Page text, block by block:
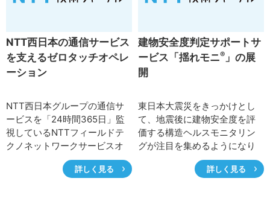
す。
ます。
NTT西日本の通信サービス
を支えるゼロタッチオペレ
ーション
NTT西日本グループの通信サ
ービスを「24時間365日」監
視しているNTTフィールドテ
クノネットワークサービスオ
ペレーションセンタ（NSOC）
では、ネットワーク故障時の
詳しく見る
建物安全度判定サポートサ
ービス「揺れモニ® 」の展
開
東日本大震災をきっかけとし
て、地震後に建物安全度を評
価する構造ヘルスモニタリン
グが注目を集めるようになり
ました。NTTファシリティー
ズでは、独自に構築した地震
詳しく見る